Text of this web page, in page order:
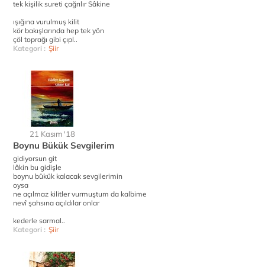
tek kişilik sureti çağrılır Sâkine
ışığına vurulmuş kilit
kör bakışlarında hep tek yön
çöl toprağı gibi çıpl..
Kategori : Şiir
21 Kasım '18
Boynu Bükük Sevgilerim
gidiyorsun git
lâkin bu gidişle
boynu bükük kalacak sevgilerimin
oysa
ne açılmaz kilitler vurmuştum da kalbime
nevî şahsına açıldılar onlar
kederle sarmal..
Kategori : Şiir